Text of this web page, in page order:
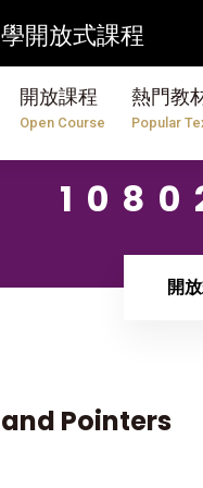
開放式課程
開放課程
Open Course
熱門教
Popular
開
and Pointers